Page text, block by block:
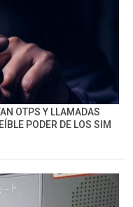
OTPS Y LLAMADAS
PODER DE LOS SIM